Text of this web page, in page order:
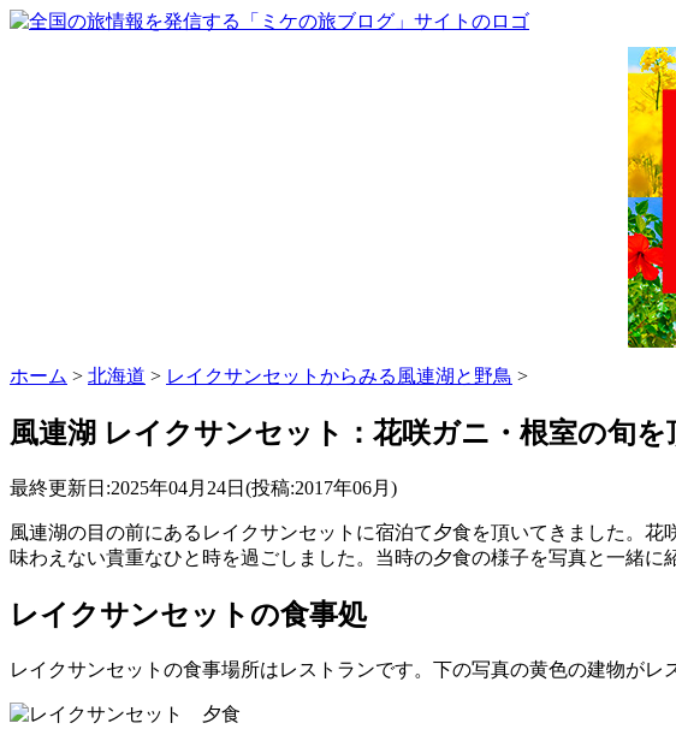
ホーム > 北海道 > レイクサンセットからみる風連湖と野鳥 >
風連湖 レイクサンセット：花咲ガニ・根室の旬を
最終更新日:2025年04月24日(投稿:2017年06月)
風連湖の目の前にあるレイクサンセットに宿泊て夕食を頂いてきました。
味わえない貴重なひと時を過ごしました。当時の夕食の様子を写真と一緒に
レイクサンセットの食事処
レイクサンセットの食事場所はレストランです。下の写真の黄色の建物が